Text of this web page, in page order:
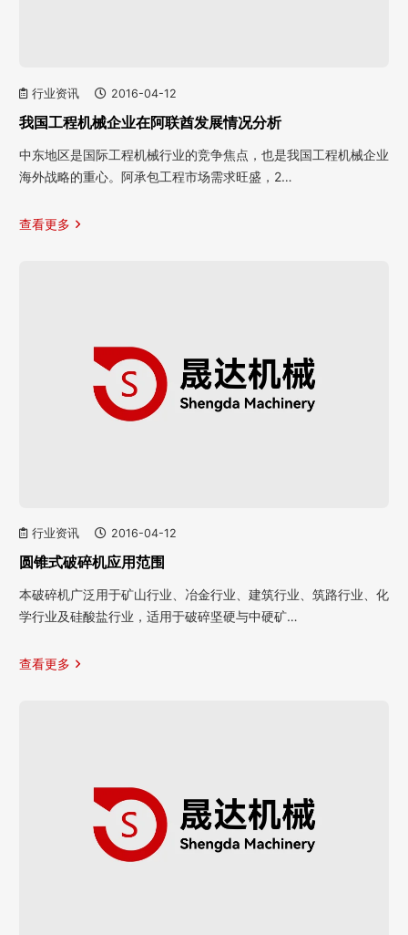
行业资讯 2016-04-12
我国工程机械企业在阿联酋发展情况分析
中东地区是国际工程机械行业的竞争焦点，也是我国工程机械企业
海外战略的重心。阿承包工程市场需求旺盛，2…
查看更多
行业资讯 2016-04-12
圆锥式破碎机应用范围
本破碎机广泛用于矿山行业、冶金行业、建筑行业、筑路行业、化
学行业及硅酸盐行业，适用于破碎坚硬与中硬矿…
查看更多